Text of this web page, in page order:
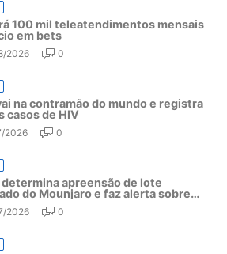
100 mil teleatendimentos mensais
em bets
2026 0
na contramão do mundo e registra
casos de HIV
2026 0
apreensão de lote
do Mounjaro e faz alerta sobre
medicamento
2026 0